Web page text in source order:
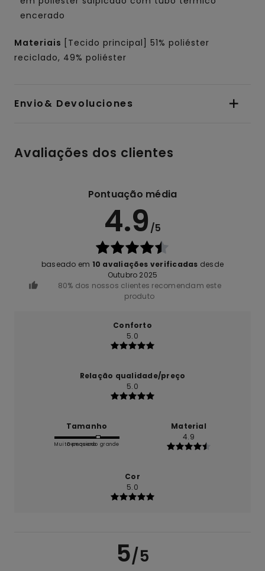
encerado
Materiais
[Tecido principal] 51% poliéster
reciclado, 49% poliéster
Envio& Devoluciones
Avaliações dos clientes
Pontuação média
4.9 /5
baseado em 10 avaliações verificadas desde
Outubro 2025
80% dos nossos clientes recomendam este
produto
Conforto
5.0
Relação qualidade/preço
5.0
Tamanho
Muito pequeno
Demasiado grande
Material
4.9
Cor
5.0
5/5